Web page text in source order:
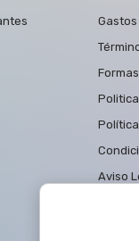
Aviso